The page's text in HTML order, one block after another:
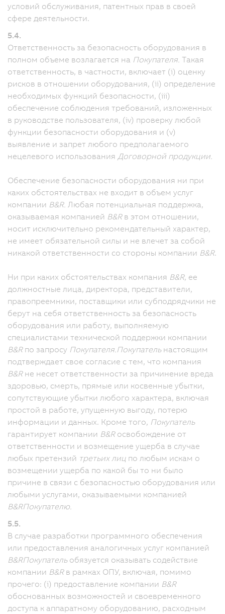
условий обслуживания, патентных прав в своей
сфере деятельности.
5.4.
Ответственность за безопасность оборудования в
полном объеме возлагается на Покупателя. Такая
ответственность, в частности, включает (i) оценку
рисков в отношении оборудования, (ii) определение
необходимых функций безопасности, (iii)
обеспечение соблюдения требований, изложенных
в руководстве пользователя, (iv) проверку любой
функции безопасности оборудования и (v)
выявление и запрет любого предполагаемого
нецелевого использования Договорной продукции.
Обеспечение безопасности оборудования ни при
каких обстоятельствах не входит в объем услуг
компании B&R. Любая потенциальная поддержка,
оказываемая компанией B&Rв этом отношении,
носит исключительно рекомендательный характер,
не имеет обязательной силы и не влечет за собой
никакой ответственности со стороны компании B&R.
Ни при каких обстоятельствах компания B&R, ее
должностные лица, директора, представители,
правопреемники, поставщики или субподрядчики не
берут на себя ответственность за безопасность
оборудования или работу, выполняемую
специалистами технической поддержки компании
B&Rпо запросу Покупателя. Покупательнастоящим
подтверждает свое согласие с тем, что компания
B&Rне несет ответственности за причинение вреда
здоровью, смерть, прямые или косвенные убытки,
сопутствующие убытки любого характера, включая
простой в работе, упущенную выгоду, потерю
информации и данных. Кроме того, Покупатель
гарантирует компании B&Rосвобождение от
ответственности и возмещение ущерба в случае
любых претензий третьих лиц по любым искам о
возмещении ущерба по какой бы то ни было
причине в связи с безопасностью оборудования или
любыми услугами, оказываемыми компанией
B&RПокупателю.
5.5.
В случае разработки программного обеспечения
или предоставления аналогичных услуг компанией
B&RПокупательобязуется оказывать содействие
компании B&Rв рамках ОПУ, включая, помимо
прочего: (i) предоставление компании B&R
обоснованных возможностей и своевременного
доступа к аппаратному оборудованию, расходным